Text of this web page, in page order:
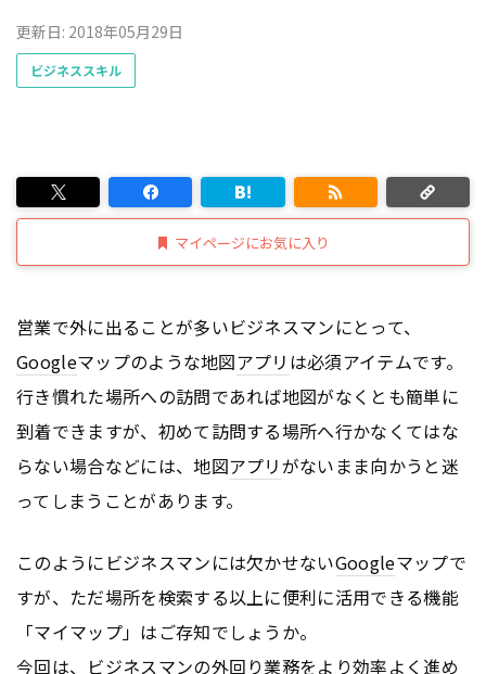
更新日: 2018年05月29日
ビジネススキル
マイページにお気に入り
営業で外に出ることが多いビジネスマンにとって、
Googleマップのような地図アプリ は必須アイテムです。
行き慣れた場所への訪問であれば地図がなくとも簡単に
到着できますが、初めて訪問する場所へ行かなくてはな
らない場合などには、地図アプリがないまま向かうと迷
ってしまうことがあります。
このようにビジネスマンには欠かせないGoogleマップで
すが、ただ場所を検索する以上に便利に活用できる機能
「マイマップ」はご存知でしょうか。
今回は、ビジネスマンの外回り業務をより効率よく進め